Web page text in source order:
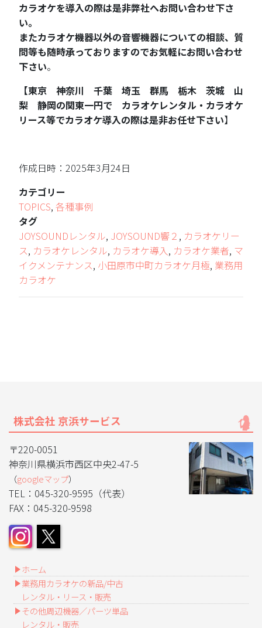
カラオケを導入の際は是非弊社へお問い合わせ下さ
い。
またカラオケ機器以外の音響機器についての相談、質
問等も随時承っておりますのでお気軽にお問い合わせ
下さい。
【東京 神奈川 千葉 埼玉 群馬 栃木 茨城 山
梨 静岡の関東一円で カラオケレンタル・カラオケ
リース等でカラオケ導入の際は是非お任せ下さい】
作成日時：2025年3月24日
カテゴリー
TOPICS, 各種事例
タグ
JOYSOUNDレンタル, JOYSOUND響２ , カラオケリー
ス, カラオケレンタル, カラオケ導入, カラオケ業者, マ
イクメンテナンス, 小田原市中町カラオケ月極, 業務用
カラオケ
株式会社 京浜サービス
〒220-0051
神奈川県横浜市西区中央2-47-5
（googleマップ）
TEL：045-320-9595（代表）
FAX：045-320-9598
ホーム
業務用カラオケの新品/中古
レンタル・リース・販売
その他周辺機器／パーツ単品
レンタル・販売